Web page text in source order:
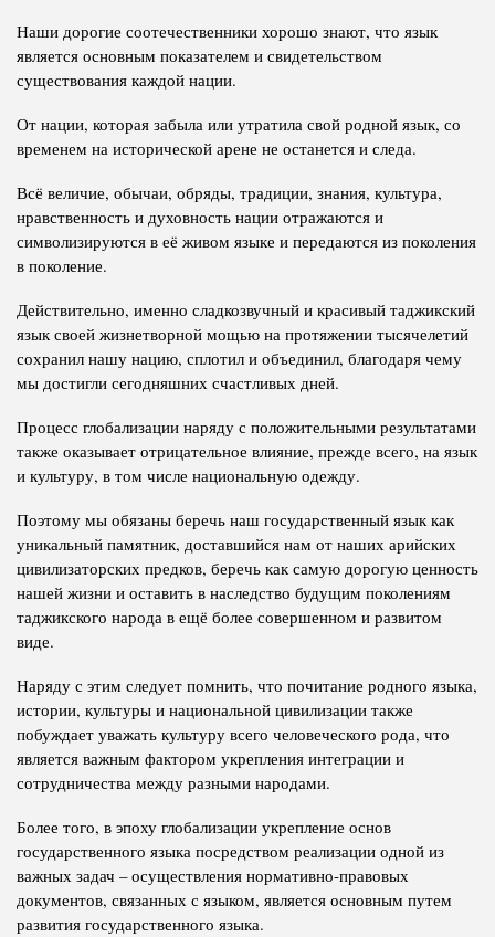
Наши дорогие соотечественники хорошо знают, что язык
является основным показателем и свидетельством
существования каждой нации.
От нации, которая забыла или утратила свой родной язык, со
временем на исторической арене не останется и следа.
Всё величие, обычаи, обряды, традиции, знания, культура,
нравственность и духовность нации отражаются и
символизируются в её живом языке и передаются из поколения
в поколение.
Действительно, именно сладкозвучный и красивый таджикский
язык своей жизнетворной мощью на протяжении тысячелетий
сохранил нашу нацию, сплотил и объединил, благодаря чему
мы достигли сегодняшних счастливых дней.
Процесс глобализации наряду с положительными результатами
также оказывает отрицательное влияние, прежде всего, на язык
и культуру, в том числе национальную одежду.
Поэтому мы обязаны беречь наш государственный язык как
уникальный памятник, доставшийся нам от наших арийских
цивилизаторских предков, беречь как самую дорогую ценность
нашей жизни и оставить в наследство будущим поколениям
таджикского народа в ещё более совершенном и развитом
виде.
Наряду с этим следует помнить, что почитание родного языка,
истории, культуры и национальной цивилизации также
побуждает уважать культуру всего человеческого рода, что
является важным фактором укрепления интеграции и
сотрудничества между разными народами.
Более того, в эпоху глобализации укрепление основ
государственного языка посредством реализации одной из
важных задач – осуществления нормативно-правовых
документов, связанных с языком, является основным путем
развития государственного языка.